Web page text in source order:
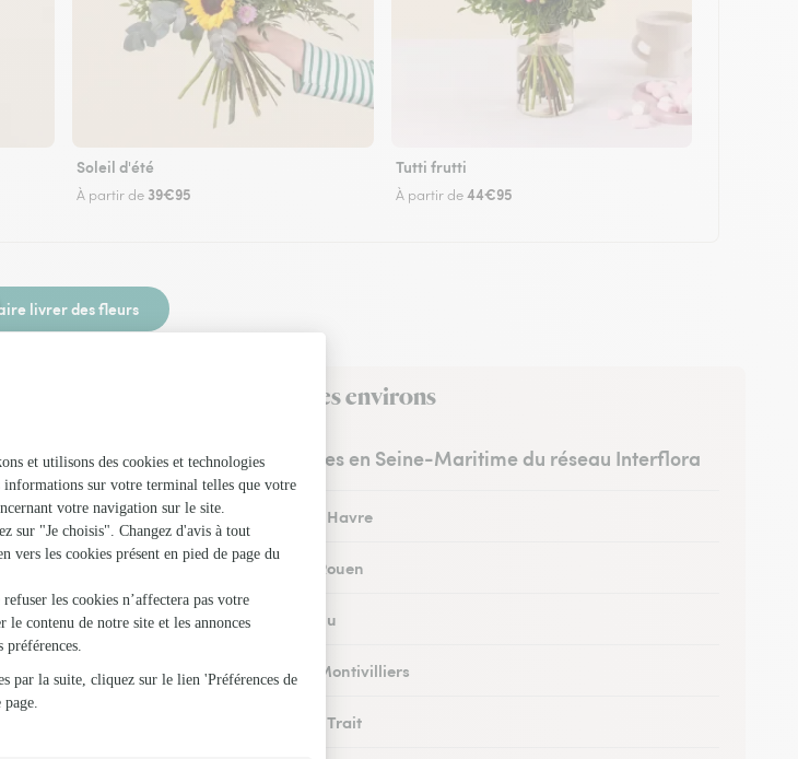
Soleil d'été
À partir de 39€95
Tutti frutti
À partir de44€95
livrer des fleurs
Fontaine-le-Bourg et dans ses environs
Les fleuristes en Seine-Maritime du réseau Interflora
Fleuristes au Havre
Fleuristes à Rouen
Fleuristes à Eu
Fleuristes à Montivilliers
Fleuristes au Trait